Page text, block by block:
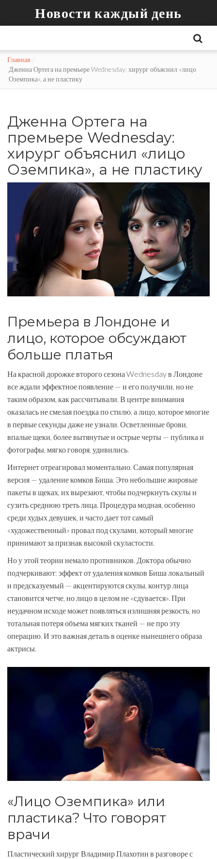
Новости каждый день
Главная
Дженна Ортега на премьере Wednesday: хирург объяснил «лицо
Оземпика», а не пластику
Дженна Ортега на
премьере Wednesday:
хирург объяснил «лицо
Оземпика», а не пластику
Премьера в Лондоне и
лицо, которое обсуждают
больше платья
На красной дорожке второго сезона Wednesday в Лондоне
все ждали эффектное появление — и его получили, но не
таким образом, как рассчитывали. В центре внимания
оказалась не смелая поездка по стилю, а лицо, которое многие
в первые секунды даже не узнали. Осветленные брови,
впалые щеки, более вытянутые и острые черты — публика и
фотографы, мягко говоря, удивились.
Интернет отреагировал моментально. Самая популярная
версия — удаление комков Биша. Это небольшие жировые
пакеты в щеках, их вырезают, чтобы подчеркнуть скулы и
сузить среднюю треть лица. Процедура модная, особенно
среди худых девушек, и часто дает тот самый
«художественный» провал под скулами, который многие
принимают за признак высокой скуластости.
Но у этой теории немало противников. Доктора обычно
подчеркивают: эффект от удаления комков Биша локальный
и предсказуемый — акцентируются скулы, контур лица
становится четче, но лицо в целом не «сдувается». При
неудачном исходе может появляться излишняя резкость, но
тотальная потеря объема мягких тканей — не про эту
операцию. И это важная деталь в оценке нынешнего образа
актрисы.
«Лицо Оземпика» или
пластика? Что говорят
врачи
Пластический хирург Владимир Плахотин в разговоре с